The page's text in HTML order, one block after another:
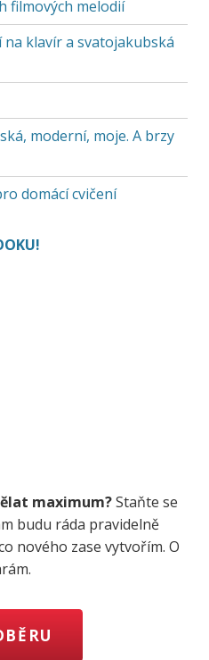
filmových melodií
klavír a svatojakubská
moderní, moje. A brzy
domácí cvičení
maximum?Staňte se
budu ráda pravidelně
nového zase vytvořím. O